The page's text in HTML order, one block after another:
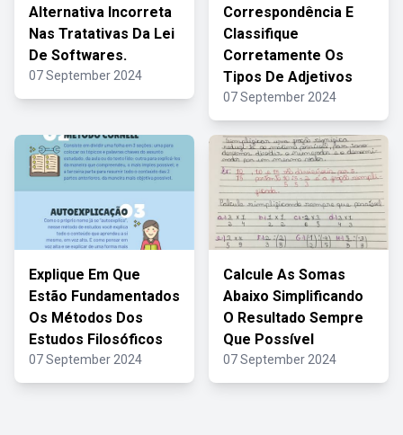
Alternativa Incorreta
Nas Tratativas Da Lei
De Softwares.
07 September 2024
Correspondência E
Classifique
Corretamente Os
Tipos De Adjetivos
07 September 2024
Explique Em Que
Estão Fundamentados
Os Métodos Dos
Estudos Filosóficos
07 September 2024
Calcule As Somas
Abaixo Simplificando
O Resultado Sempre
Que Possível
07 September 2024